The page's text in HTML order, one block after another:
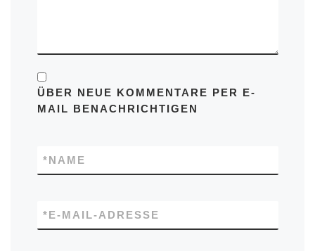
ÜBER NEUE KOMMENTARE PER E-
MAIL BENACHRICHTIGEN
NAME
*
E-MAIL-ADRESSE
*